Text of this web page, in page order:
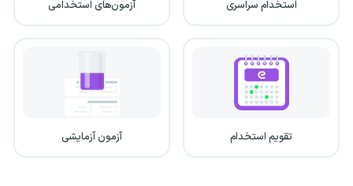
استخدام سراسری آزمون‌های استخدامی
تقویم استخدام آزمون آزمایشی